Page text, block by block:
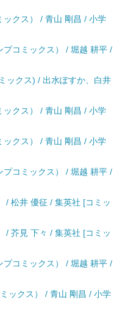
ックス） / 青山 剛昌 / 小学
コミックス） / 堀越 耕平 /
ックス) / 出水ぽすか、白井
ックス） / 青山 剛昌 / 小学
ックス） / 青山 剛昌 / 小学
コミックス） / 堀越 耕平 /
/ 松井 優征 / 集英社 [コミッ
/ 芥見 下々 / 集英社 [コミッ
コミックス） / 堀越 耕平 /
ックス） / 青山 剛昌 / 小学